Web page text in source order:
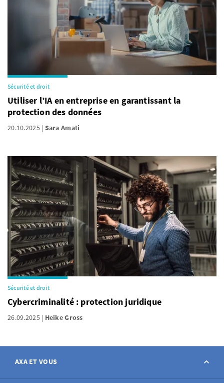
Sécurité et droit
Utiliser l’IA en entreprise en garantissant la
protection des données
20.10.2025 Sara Amati
Sécurité et droit
Cybercriminalité : protection juridique
26.09.2025 Heike Gross
AXA ET VOUS